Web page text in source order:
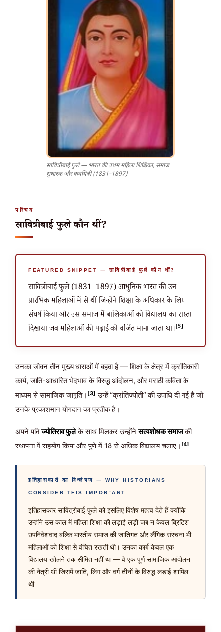
सावित्रीबाई फुले — भारत की प्रथम महिला शिक्षिका, समाज
सुधारक और कवयित्री (1831–1897)
परिचय
सावित्रीबाई फुले कौन थीं?
FEATURED SNIPPET — सावित्रीबाई फुले कौन थीं?
सावित्रीबाई फुले (1831–1897) आधुनिक भारत की उन
प्रारंभिक महिलाओं में से थीं जिन्होंने शिक्षा के अधिकार के लिए
संघर्ष किया और उस समाज में बालिकाओं को विद्यालय का रास्ता
दिखाया जब महिलाओं की पढ़ाई को वर्जित माना जाता था।[5]
उनका जीवन तीन मुख्य धाराओं में बहता है — शिक्षा के क्षेत्र में क्रांतिकारी
कार्य, जाति-आधारित भेदभाव के विरुद्ध आंदोलन, और मराठी कविता के
माध्यम से सामाजिक जागृति। [3] उन्हें “क्रांतिज्योती” की उपाधि दी गई है जो
उनके प्रकाशमान योगदान का प्रतीक है।
अपने पतिज्योतिराव फुलेके साथ मिलकर उन्होंनेसत्यशोधक समाजकी
स्थापना में सहयोग किया और पुणे में 18 से अधिक विद्यालय चलाए। [4]
इतिहासकारों का विश्लेषण — WHY HISTORIANS
CONSIDER THIS IMPORTANT
इतिहासकार सावित्रीबाई फुले को इसलिए विशेष महत्व देते हैं क्योंकि
उन्होंने उस काल में महिला शिक्षा की लड़ाई लड़ी जब न केवल ब्रिटिश
उपनिवेशवाद बल्कि भारतीय समाज की जातिगत और लैंगिक संरचना भी
महिलाओं को शिक्षा से वंचित रखती थी। उनका कार्य केवल एक
विद्यालय खोलने तक सीमित नहीं था — वे एक पूर्ण सामाजिक आंदोलन
की नेत्री थीं जिसमें जाति, लिंग और वर्ग तीनों के विरुद्ध लड़ाई शामिल
थी।